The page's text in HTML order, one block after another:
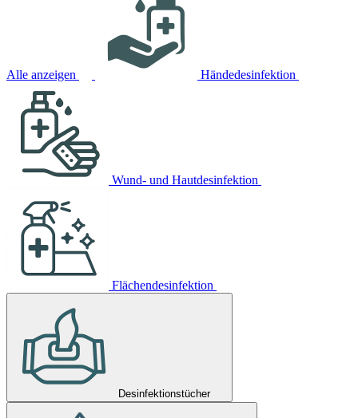
Alle anzeigen Händedesinfektion
Wund- und Hautdesinfektion
Flächendesinfektion
Desinfektionstücher